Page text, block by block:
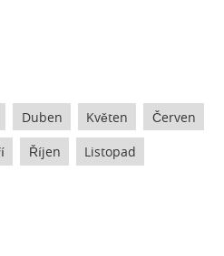
Duben Květen Červen
Říjen Listopad